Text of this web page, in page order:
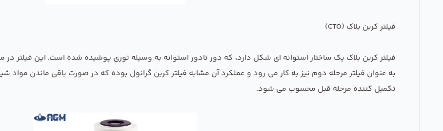
فیلتر کربن بلاک (CTO)
فیلتر کربن بلاک یک ساختار استوانه ای شکل دارد، که دور تادور استوانه به وسیله توری پوشیده شده است. این فیلتر در
به عنوان فیلتر مرحله دوم نیز به کار می رود و عملکرد آن مشابه فیلتر کربن گرانول بوده که در صورت باقی ماندن مواد
تکمیل کننده مرحله قبل محسوب می شود.